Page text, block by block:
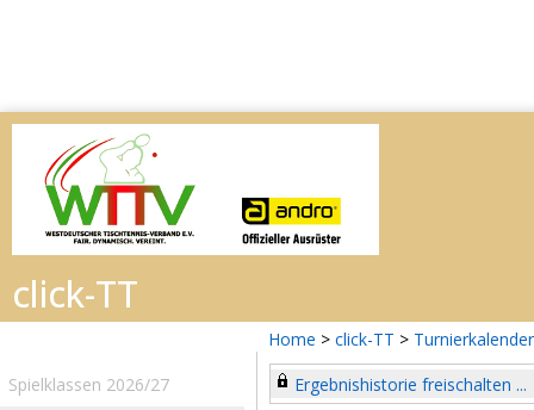
Home > click-TT > Turnierkalender
Spielklassen 2026/27
Ergebnishistorie freischalten ...